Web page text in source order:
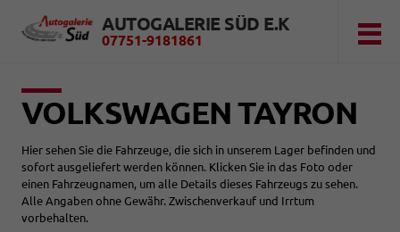
AUTOGALERIE SÜD E.K
07751-9181861
VOLKSWAGEN TAYRON
Hier sehen Sie die Fahrzeuge, die sich in unserem Lager befinden und
sofort ausgeliefert werden können. Klicken Sie in das Foto oder
einen Fahrzeugnamen, um alle Details dieses Fahrzeugs zu sehen.
Alle Angaben ohne Gewähr. Zwischenverkauf und Irrtum
vorbehalten.